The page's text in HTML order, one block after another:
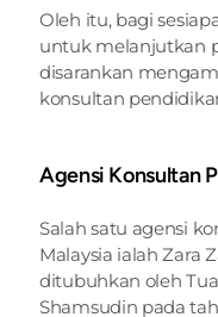
Oleh itu, bagi
untuk melanjutkan
disarankan
konsultan
Agensi Konsultan
Salah satu agensi
Malaysia ialah Zara
ditubuhkan oleh
Shamsudin pada